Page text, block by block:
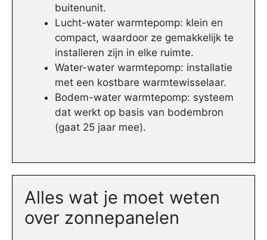
buitenunit.
Lucht-water warmtepomp: klein en
compact, waardoor ze gemakkelijk te
installeren zijn in elke ruimte.
Water-water warmtepomp: installatie
met een kostbare warmtewisselaar.
Bodem-water warmtepomp: systeem
dat werkt op basis van bodembron
(gaat 25 jaar mee).
Alles wat je moet weten
over zonnepanelen